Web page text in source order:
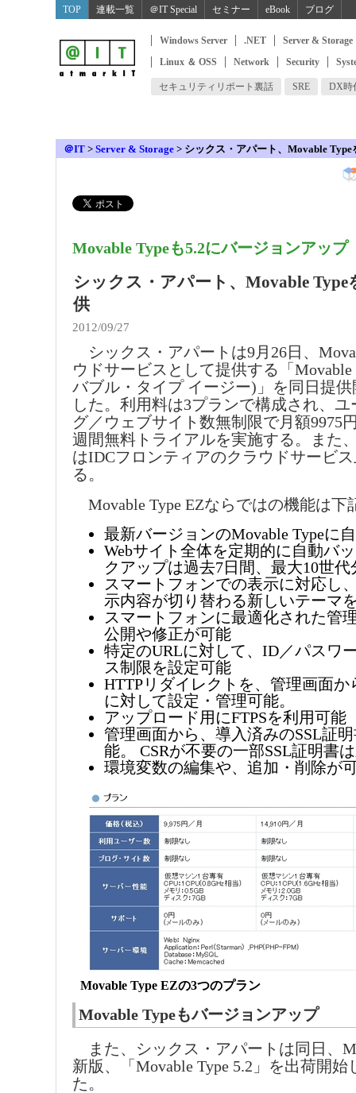
TOP 連載一覧 ＠IT Special セミナー eBook ブログ
Windows Server .NET
Server & Storage
Linux ＆ OSS
Network Security
セキュリティリポート裏話 SRE DX時
＠IT > Server & Storage > シックス・アパート、Movable
Movable Typeも5.2にバージョンアップ
シックス・アパート、Movable
供
2012/09/27
シックス・アパートは9月26日、
ウドサービスとして提供する「Movable
バブル・タイプ イージー)」を同日提
した。利用料は3プランで構成され、
グ／ウェブサイト数無制限で月額9975
週間無料トライアルを実施する。また
はIDCフロンティアのクラウドサービ
る。
Movable Type EZならではの機能は下
最新バージョンのMovable Typeに
Webサイト全体を定期的に自動バ
クアップは過去7日間、最大10世
スマートフォンでの表示に対応し
示内容が切り替わる新しいテーマ
スマートフォンに最適化された管
公開や修正が可能
特定のURLに対して、ID／パスワ
ス制限を設定可能
HTTPリダイレクトを、管理画面か
に対して設定・管理可能。
アップロード用にFTPSを利用可能
管理画面から、導入済みのSSL証
能。 CSRが不要の一部SSL証明書
環境変数の編集や、追加・削除が
Movable Type EZの3つのプラン
Movable Typeもバージョンアップ
また、シックス・アパートは同日、
新版、「Movable Type 5.2」を出荷開始
た。